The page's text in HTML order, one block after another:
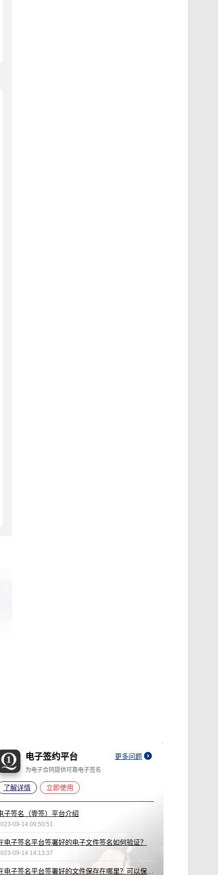
电子签约平台 更多问题
为电子合同提供可靠电子签名
了解详情 立即使用
子签名（壹签）平台介绍
09-14 09:50:51
电子签名平台签署好的电子文件签名如何验证？
09-14 14:13:37